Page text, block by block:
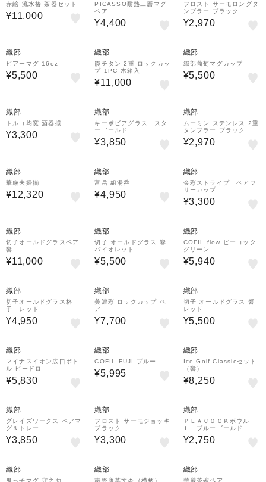
赤絵 流水椿 茶器セット
¥11,000
PICASSO耐熱二層マグ
ペア
¥4,400
フロスト サーモロングタ
ンブラー ブラック
¥2,970
織部
ビアーマグ 16oz
¥5,500
織部
霞チタン 2重 ロックカッ
プ 1PC 木箱入
¥11,000
織部
織部葡萄マグカップ
¥5,500
織部
トルコ均窯 酒器揃
¥3,300
織部
キーポビアグラス スタ
ーゴールド
¥3,850
織部
ムーミン ステンレス 2重
タンブラー ブラック
¥2,970
織部
華厳夫婦揃
¥12,320
織部
富岳 組湯呑
¥4,950
織部
金彩ストライプ ペアフ
リーカップ
¥3,300
織部
切子オールドグラスペア
響
¥11,000
織部
切子 オールドグラス 響
バイオレット
¥5,500
織部
COFIL flow ピーコック
グリーン
¥5,940
織部
切子オールドグラス格
子 レッド
¥4,950
織部
美濃彩 ロックカップ ペ
ア
¥7,700
織部
切子 オールドグラス 響
レッド
¥5,500
織部
マイナスイオン広口ボト
ル ビードロ
¥5,830
織部
COFIL FUJI ブルー
¥5,995
織部
Ice Golf Classicセット
（響）
¥8,250
織部
グレイズワークス ペアマ
グ＆トレー
¥3,850
織部
フロスト サーモジョッキ
ブラック
¥3,300
織部
ＰＥＡＣＯＣＫボウル
Ｌ ブルーゴールド
¥2,750
織部
鬼っ子マグ 守之助
織部
志野唐草文盃（横柄）
織部
華厳茶碗ペア